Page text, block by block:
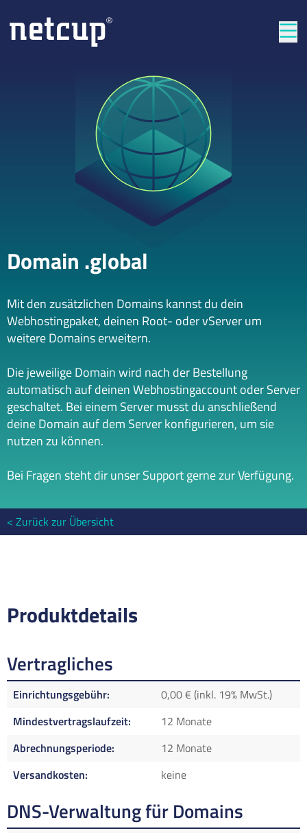
Domain .global
Mit den zusätzlichen Domains kannst du dein
Webhostingpaket, deinen Root- oder vServer um
weitere Domains erweitern.
Die jeweilige Domain wird nach der Bestellung
automatisch auf deinen Webhostingaccount oder Server
geschaltet. Bei einem Server musst du anschließend
deine Domain auf dem Server konfigurieren, um sie
nutzen zu können.
Bei Fragen steht dir unser Support gerne zur Verfügung.
Zurück zur Übersicht
Produktdetails
Vertragliches
Einrichtungsgebühr
0,00 € (inkl. 19% MwSt.)
Mindestvertragslaufzeit
12 Monate
Abrechnungsperiode
12 Monate
Versandkosten
keine
DNS-Verwaltung für Domains